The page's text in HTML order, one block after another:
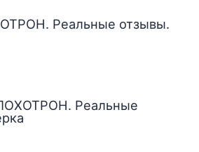
Реальные отзывы.
Реальные